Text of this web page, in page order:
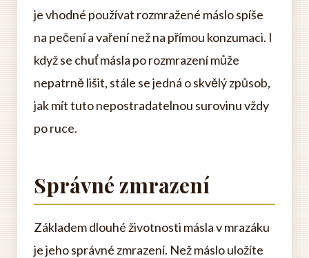
je vhodné používat rozmražené máslo spíše
na pečení a vaření než na přímou konzumaci. I
když se chuť másla po rozmrazení může
nepatrně lišit, stále se jedná o skvělý způsob,
jak mít tuto nepostradatelnou surovinu vždy
po ruce.
Správné zmrazení
Základem dlouhé životnosti másla v mrazáku
je jeho správné zmrazení. Než máslo uložíte